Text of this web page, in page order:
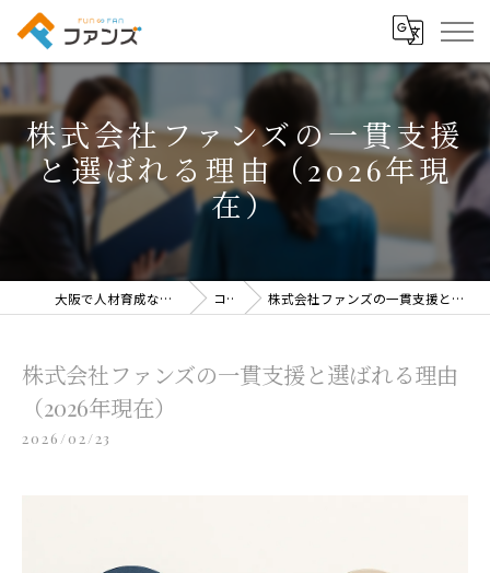
株式会社ファンズの一貫支援
と選ばれる理由（2026年現
在）
大阪で人材育成なら株式会社ファンズ コラム 株式会社ファンズの一貫支援と選ばれる理由（2026年現在）
株式会社ファンズの一貫支援と選ばれる理由
（2026年現在）
2026/02/23